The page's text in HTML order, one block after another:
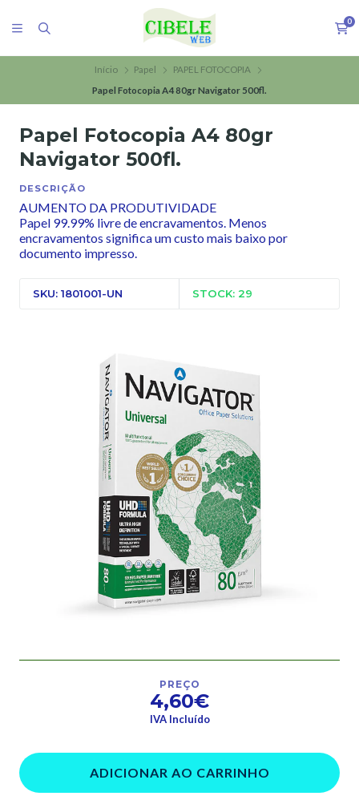
0
Início Papel
PAPEL FOTOCOPIA
Papel Fotocopia A4 80gr Navigator 500fl.
Papel Fotocopia A4 80gr
Navigator 500fl.
DESCRIÇÃO
AUMENTO DA PRODUTIVIDADE
Papel 99.99% livre de encravamentos. Menos
encravamentos significa um custo mais baixo por
documento impresso.
SKU: 1801001-UN STOCK: 29
PREÇO
4,60€
IVA Incluído
ADICIONAR AO CARRINHO